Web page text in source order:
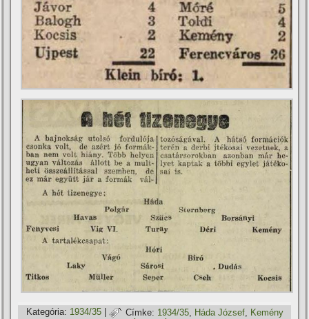
Kategória: 1934/35 | Címke: 1934/35 Háda József Kemény